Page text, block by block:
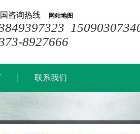
咨询热线 网站地图
8927666
联系我们